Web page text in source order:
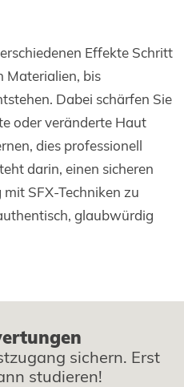
Effekte Schritt
Materialien, bis
Dabei schärfen Sie
oder veränderte Haut
dies professionell
darin, einen sicheren
SFX-Techniken zu
glaubwürdig
sichern. Erst
studieren!